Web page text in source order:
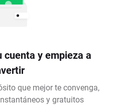
cuenta y empieza a
que mejor te convenga,
y gratuitos